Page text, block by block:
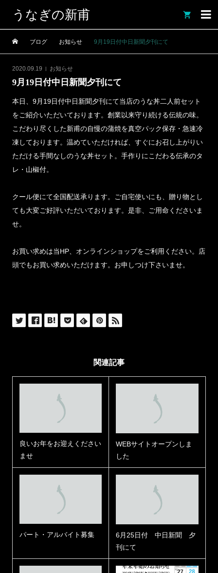
うなぎの新甫 
ブログ お知らせ 9月19日付中日新聞夕刊にて
2020.09.19 お知らせ
9月19日付中日新聞夕刊にて
本日、9月19日付中日新聞夕刊にて当店のうな丼二人前セット
をご紹介いただいております。創業以来守り続ける伝統の味。
こだわり尽くした新甫の自慢の蒲焼を真空パック保存・急速冷
凍しております。温めていただければ、すぐにお召し上がりい
ただける手間なしのうな丼セット。手作りにこだわる伝承のタ
レ・山椒付。
クール便にて全国配送承ります。ご自宅使いにも、贈り物とし
ても大変ご好評いただいております。是非、ご用命くださいま
せ。
お買い求めは当HP、オンラインショップをご利用ください。店
頭でもお買い求めいただけます。お申しつけ下さいませ。
関連記事
良いお年をお迎えください
ませ
WEBサイトオープンしま
した
パート・アルバイト募集
6月25日付 中日新聞 夕
刊にて